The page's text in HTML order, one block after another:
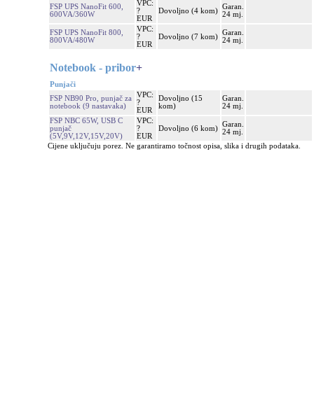
FSP UPS NanoFit 600,
600VA/360W
VPC:
?
EUR
Dovoljno (4 kom)
Garan.
24 mj.
FSP UPS NanoFit 800,
800VA/480W
VPC:
?
EUR
Dovoljno (7 kom)
Garan.
24 mj.
Notebook - pribor+
Punjači
FSP NB90 Pro, punjač za
notebook (9 nastavaka)
VPC:
?
EUR
Dovoljno (15
kom)
Garan.
24 mj.
FSP NBC 65W, USB C
punjač
(5V,9V,12V,15V,20V)
VPC:
?
EUR
Dovoljno (6 kom)
Garan.
24 mj.
Cijene uključuju porez. Ne garantiramo točnost opisa, slika i drugih podataka.